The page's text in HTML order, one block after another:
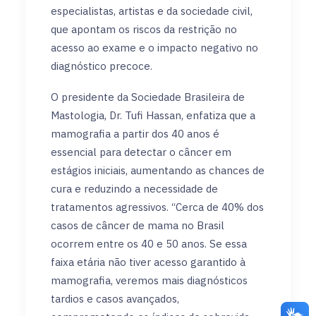
especialistas, artistas e da sociedade civil,
que apontam os riscos da restrição no
acesso ao exame e o impacto negativo no
diagnóstico precoce.
O presidente da Sociedade Brasileira de
Mastologia, Dr. Tufi Hassan, enfatiza que a
mamografia a partir dos 40 anos é
essencial para detectar o câncer em
estágios iniciais, aumentando as chances de
cura e reduzindo a necessidade de
tratamentos agressivos. “Cerca de 40% dos
casos de câncer de mama no Brasil
ocorrem entre os 40 e 50 anos. Se essa
faixa etária não tiver acesso garantido à
mamografia, veremos mais diagnósticos
tardios e casos avançados,